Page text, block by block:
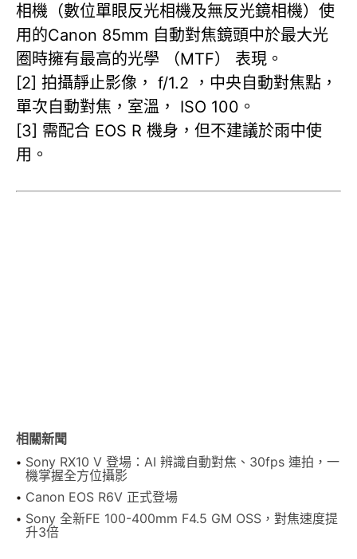
相機（數位單眼反光相機及無反光鏡相機）使
用的Canon 85mm 自動對焦鏡頭中於最大光
圈時擁有最高的光學 （MTF） 表現。
[2] 拍攝靜止影像， f/1.2 ，中央自動對焦點，
單次自動對焦，室溫， ISO 100。
[3] 需配合 EOS R 機身，但不建議於雨中使
用。
相關新聞
Sony RX10 V 登場：AI 辨識自動對焦、30fps 連拍，一
機掌握全方位攝影
Canon EOS R6V 正式登場
Sony 全新FE 100-400mm F4.5 GM OSS，對焦速度提
升3倍